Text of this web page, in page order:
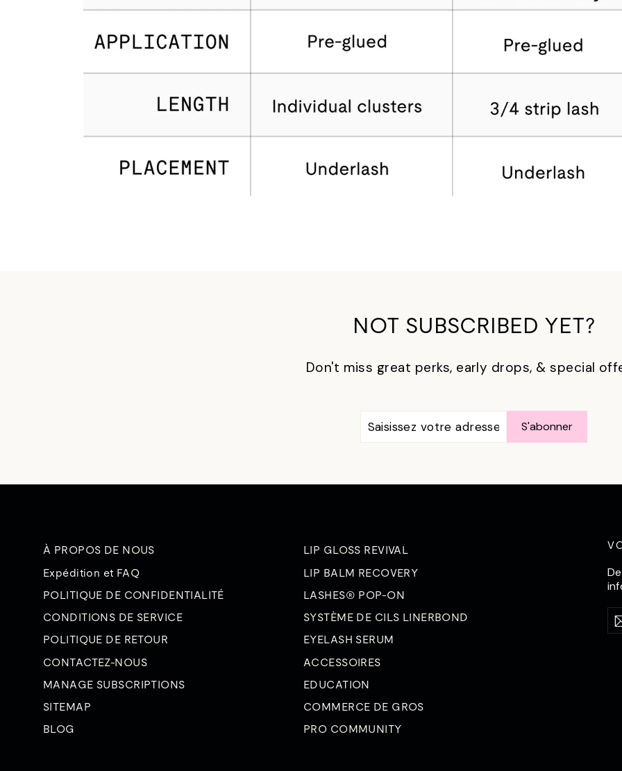
NOT SUBSCRIBED YET?
Don't miss great perks, early drops, & special
SAISISSEZ
VOTRE
S'ABONNER
S'abonner
À PROPOS DE NOUS
Expédition et FAQ
POLITIQUE DE CONFIDENTIALITÉ
CONDITIONS DE SERVICE
POLITIQUE DE RETOUR
CONTACTEZ-NOUS
MANAGE SUBSCRIPTIONS
SITEMAP
BLOG
LIP GLOSS REVIVAL
LIP BALM RECOVERY
LASHES® POP-ON
SYSTÈME DE CILS LINERBOND
EYELASH SERUM
ACCESSOIRES
EDUCATION
COMMERCE DE GROS
PRO COMMUNITY